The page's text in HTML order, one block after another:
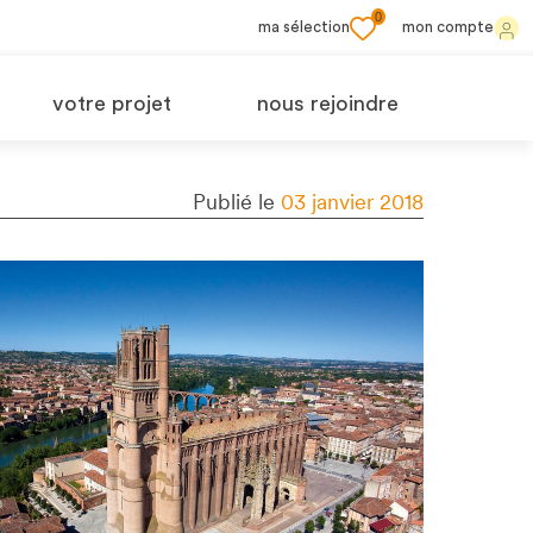
ma sélection
0
mon compte
votre projet nous rejoindre
Publié le 03 janvier 2018